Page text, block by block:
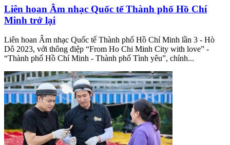
Liên hoan Âm nhạc Quốc tế Thành phố Hồ Chí
Minh trở lại
Liên hoan Âm nhạc Quốc tế Thành phố Hồ Chí Minh lần 3 - Hò
Dô 2023, với thông điệp “From Ho Chi Minh City with love” -
“Thành phố Hồ Chí Minh - Thành phố Tình yêu”, chính...